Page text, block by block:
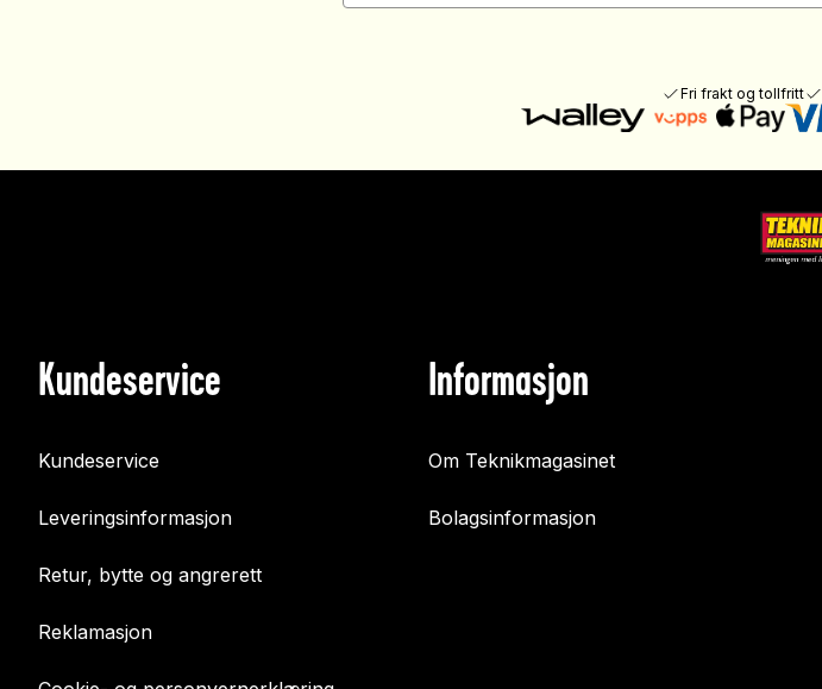
Fri frakt og tollfritt
Kundeservice
Kundeservice
Leveringsinformasjon
Retur, bytte og angrerett
Reklamasjon
Informasjon
Om Teknikmagasinet
Bolagsinformasjon